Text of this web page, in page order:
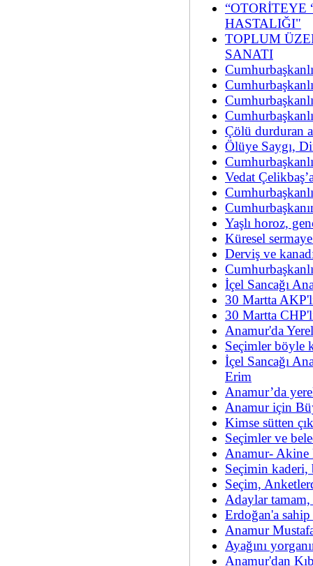
“OTORİTEYE
HASTALIĞI"
TOPLUM
SANATI
Çölü durduran
Ölüye Saygı,
Vedat
Yaşlı horoz,
Küresel
Derviş ve
İçel Sancağı
30 Martta
30 Martta
Anamur'da
Seçimler böyle
İçel Sancağı
Erim
Anamur’da
Anamur için
Kimse sütten
Seçimler ve
Anamur- Akine
Seçimin kaderi,
Seçim,
Adaylar tamam,
Erdoğan'a sahip
Anamur
Ayağını
Anamur'dan